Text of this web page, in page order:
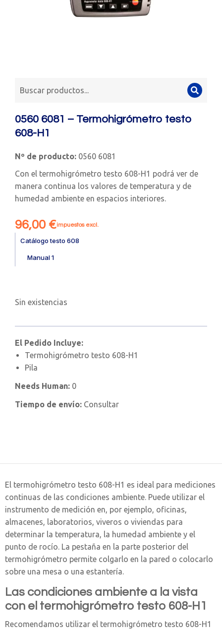
0560 6081 – Termohigrómetro testo
608-H1
Nº de producto: 0560 6081
Con el termohigrómetro testo 608-H1 podrá ver de
manera continua los valores de temperatura y de
humedad ambiente en espacios interiores.
96,00 €impuestos excl.
Catálogo testo 608
Manual 1
Sin existencias
El Pedido Incluye:
Termohigrómetro testo 608-H1
Pila
Needs Human: 0
Tiempo de envío: Consultar
El termohigrómetro testo 608-H1 es ideal para mediciones
continuas de las condiciones ambiente. Puede utilizar el
instrumento de medición en, por ejemplo, oficinas,
almacenes, laboratorios, viveros o viviendas para
determinar la temperatura, la humedad ambiente y el
punto de rocío. La pestaña en la parte posterior del
termohigrómetro permite colgarlo en la pared o colocarlo
sobre una mesa o una estantería.
Las condiciones ambiente a la vista
con el termohigrómetro testo 608-H1
Recomendamos utilizar el termohigrómetro testo 608-H1